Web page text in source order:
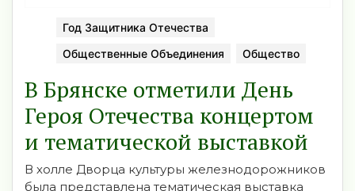
Год Защитника Отечества
Общественные Объединения
Общество
В Брянске отметили День
Героя Отечества концертом
и тематической выставкой
В холле Дворца культуры железнодорожников
была представлена тематическая выставка